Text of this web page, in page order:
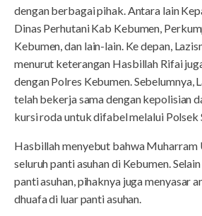
dengan berbagai pihak. Antara lain
Dinas Perhutani Kab Kebumen,
Kebumen, dan lain-lain. Ke depan,
menurut keterangan Hasbillah Rifai
dengan Polres Kebumen. Sebelumnya,
telah bekerja sama dengan kepolisian
kursi roda untuk difabel melalui Polsek
Hasbillah menyebut bahwa Muharram
seluruh panti asuhan di Kebumen.
panti asuhan, pihaknya juga menyasar
dhuafa di luar panti asuhan.